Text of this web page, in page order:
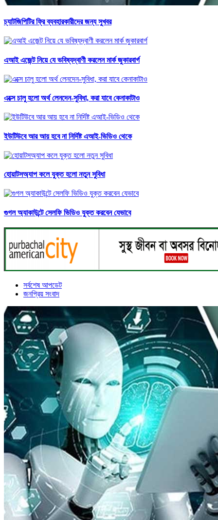
চ্যাটজিপিটির ফ্রি ব্যবহারকারীদের জন্য সুখবর
এআই এজেন্ট নিয়ে যে ভবিষ্যদ্বাণী করলেন মার্ক জুকারবার্গ
এক্সে চালু হলো অর্থ লেনদেন-সুবিধা, করা যাবে কেনাকাটাও
ইউটিউবে আর আয় হবে না নির্দিষ্ট এআই-ভিডিও থেকে
হোয়াটসঅ্যাপ কলে যুক্ত হলো নতুন সুবিধা
গুগল অ্যাকাউন্টে সেলফি ভিডিও যুক্ত করবেন যেভাবে
সর্বশেষ আপডেট
জনপ্রিয় সংবাদ